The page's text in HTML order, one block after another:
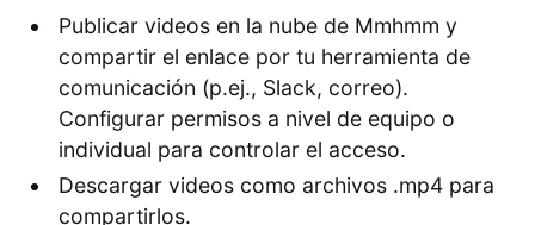
Publicar videos en la nube de Mmhmm y
compartir el enlace por tu herramienta de
comunicación (p.ej., Slack, correo).
Configurar permisos a nivel de equipo o
individual para controlar el acceso.
Descargar videos como archivos .mp4 para
compartirlos.